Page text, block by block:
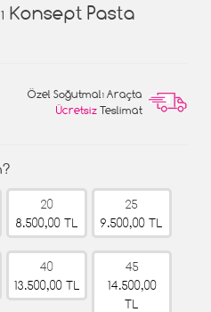
Konsept Pasta
Özel Soğutmalı Araçta
Ücretsiz Teslimat
20
8.500,00 TL
25
9.500,00 TL
40
13.500,00 TL
45
14.500,00
TL